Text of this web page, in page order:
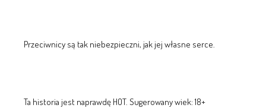
Przeciwnicy są tak niebezpieczni, jak jej własne serce.
Ta historia jest naprawdę HOT. Sugerowany wiek: 18+